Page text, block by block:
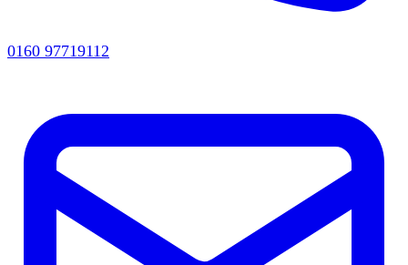
0160 97719112